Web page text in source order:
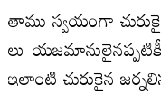
తాము స్వయంగా
లు
ఇలాంటి చురుకైన